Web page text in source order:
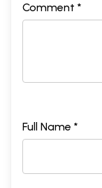
Comment *
Full Name *